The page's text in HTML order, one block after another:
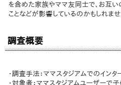
を含めた家族やママ友同士で、お互
ことなどが影響しているのかもしれませ
調査概要
・調査手法：ママスタジアムでのインタ
・対象者：ママスタジアムユーザー